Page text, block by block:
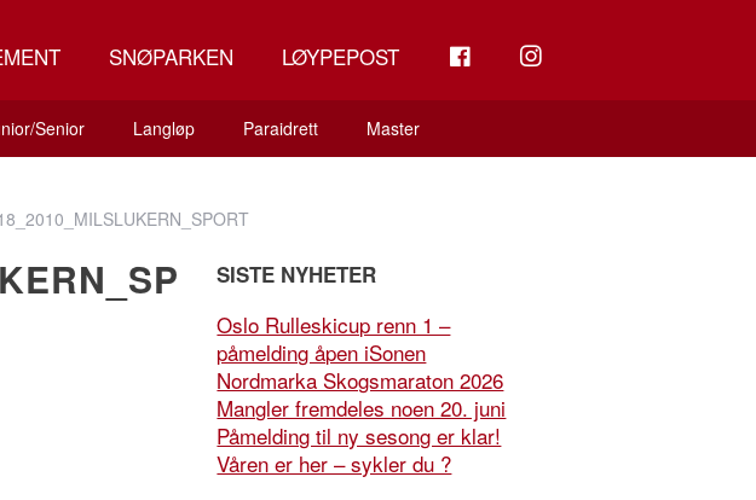
SNØPARKEN LØYPEPOST INSTAGRAM
Senior Langløp Paraidrett Master
SISTE NYHETER
Oslo Rulleskicup renn 1 –
påmelding åpen iSonen
Nordmarka Skogsmaraton 2026
Mangler fremdeles noen 20. juni
Påmelding til ny sesong er klar!
Våren er her – sykler du ?